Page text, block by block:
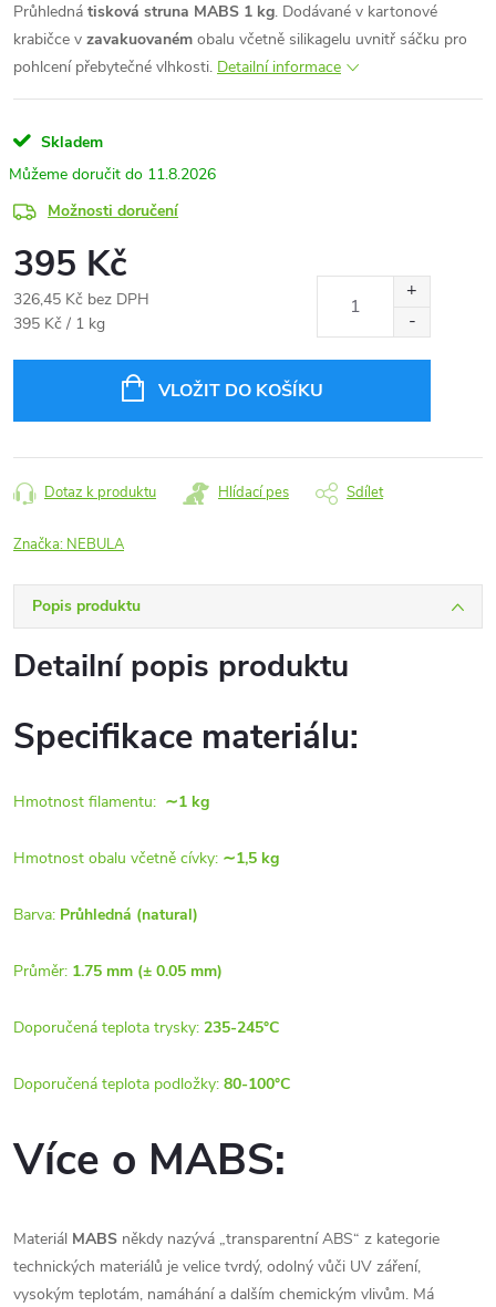
Průhledná tisková struna MABS 1 kg. Dodávané v kartonové
krabičce v zavakuovaném obalu včetně silikagelu uvnitř sáčku pro
pohlcení přebytečné vlhkosti. Detailní informace
Skladem
11.8.2026
Možnosti doručení
395 Kč
326,45 Kč bez DPH
Měrná
395 Kč / 1 kg
VLOŽIT DO KOŠÍKU
Dotaz k produktu Hlídací pes Sdílet
Značka: NEBULA
Popis produktu
Detailní popis produktu
Specifikace materiálu:
Hmotnost filamentu: ∼1 kg
Hmotnost obalu včetně cívky: ∼1,5 kg
Barva: Průhledná (natural)
Průměr: 1.75 mm (± 0.05 mm)
Doporučená teplota trysky: 235-245°C
Doporučená teplota podložky: 80-100°C
Více o MABS:
Materiál MABS někdy nazývá „transparentní ABS“ z kategorie
technických materiálů je velice tvrdý, odolný vůči UV záření,
vysokým teplotám, namáhání a dalším chemickým vlivům. Má